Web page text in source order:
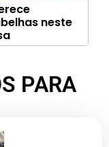
neste
PARA